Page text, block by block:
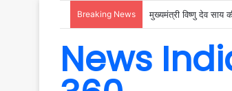
Breaking News
News